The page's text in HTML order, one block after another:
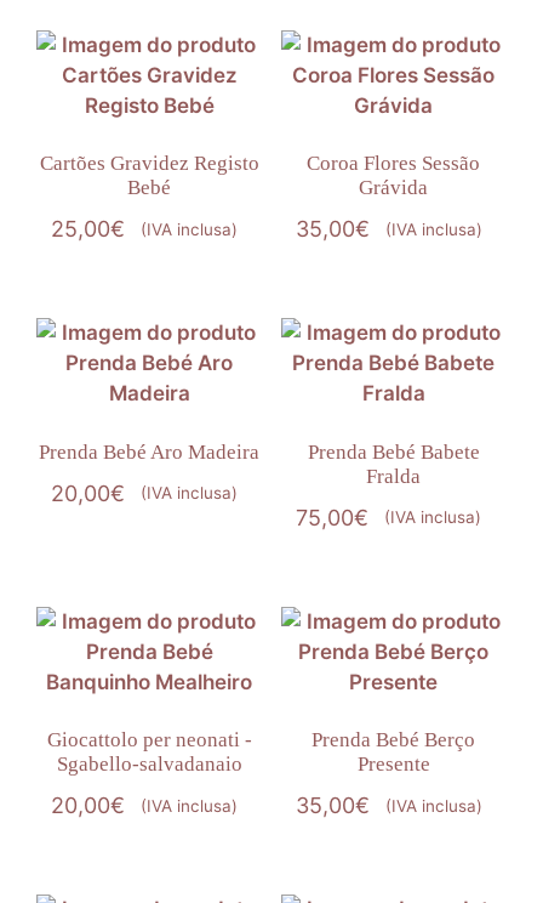
Cartões Gravidez Registo
Bebé
25,00€ (IVA inclusa)
Coroa Flores Sessão
Grávida
35,00€ (IVA inclusa)
Prenda Bebé Aro Madeira
20,00€ (IVA inclusa)
Prenda Bebé Babete
Fralda
75,00€ (IVA inclusa)
Giocattolo per neonati -
Sgabello-salvadanaio
20,00€ (IVA inclusa)
Prenda Bebé Berço
Presente
35,00€ (IVA inclusa)